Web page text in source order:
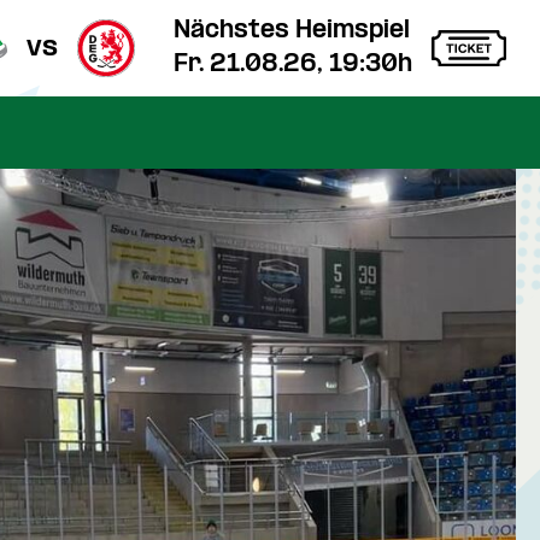
vs
Nächstes Heimspiel
Fr. 21.08.26, 19:30h